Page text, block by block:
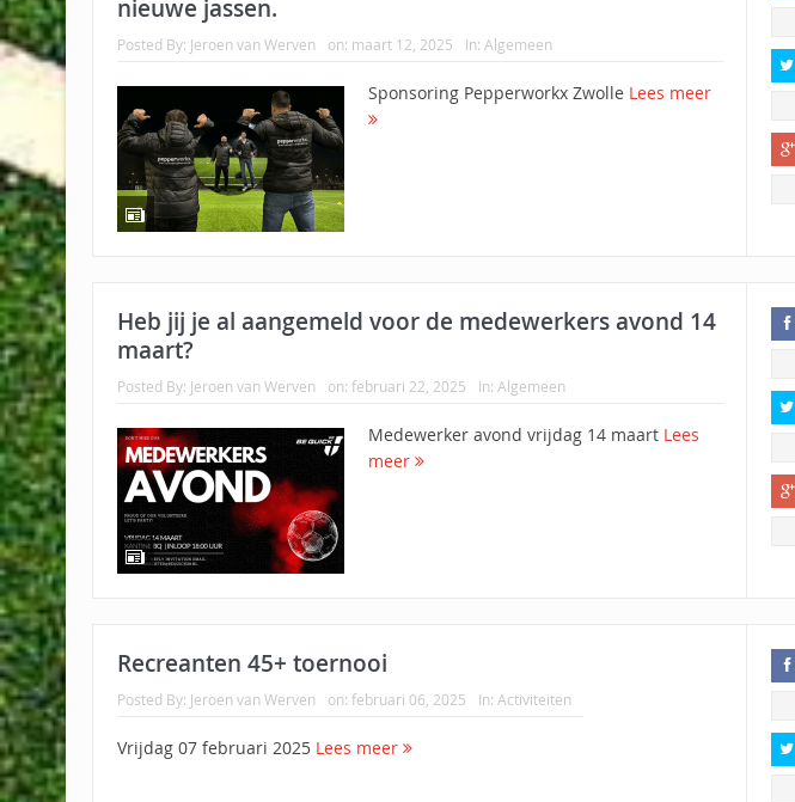
nieuwe jassen.
Posted By: Jeroen van Werven on: maart 12, 2025 In: Algemeen
Sponsoring Pepperworkx Zwolle Lees meer
Heb jij je al aangemeld voor de medewerkers avond 14
maart?
Posted By: Jeroen van Werven on: februari 22, 2025 In: Algemeen
Medewerker avond vrijdag 14 maart Lees
meer
Recreanten 45+ toernooi
Posted By: Jeroen van Werven on: februari 06, 2025 In: Activiteiten
Vrijdag 07 februari 2025 Lees meer